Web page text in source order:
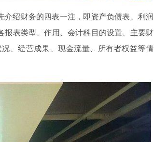
绍财务的四表一注，即资产负债表、利润
报表类型、作用、会计科目的设置、主要财
、经营成果、现金流量、所有者权益等情